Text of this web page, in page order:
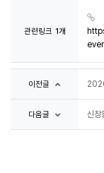
관련링크 1개
이전글
다음글 신창